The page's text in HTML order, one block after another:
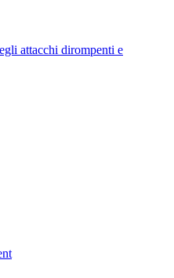
attacchi dirompenti e